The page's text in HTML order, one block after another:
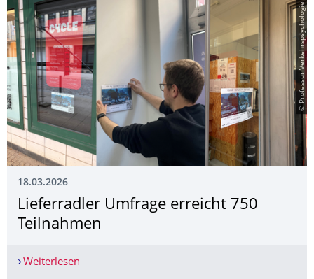
© Professur Verkehrspsychologie
18.03.2026
Lieferradler Umfrage erreicht 750
Teilnahmen
Weiterlesen